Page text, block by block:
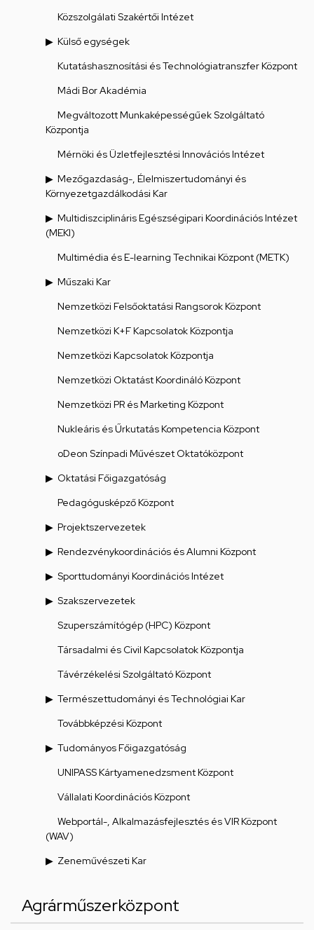
Közszolgálati Szakértői Intézet
Külső egységek
Kutatáshasznosítási és Technológiatranszfer Központ
Mádi Bor Akadémia
Megváltozott Munkaképességűek Szolgáltató
Központja
Mérnöki és Üzletfejlesztési Innovációs Intézet
Mezőgazdaság-, Élelmiszertudományi és
Környezetgazdálkodási Kar
Multidiszciplináris Egészségipari Koordinációs Intézet
(MEKI)
Multimédia és E-learning Technikai Központ (METK)
Műszaki Kar
Nemzetközi Felsőoktatási Rangsorok Központ
Nemzetközi K+F Kapcsolatok Központja
Nemzetközi Kapcsolatok Központja
Nemzetközi Oktatást Koordináló Központ
Nemzetközi PR és Marketing Központ
Nukleáris és Űrkutatás Kompetencia Központ
oDeon Színpadi Művészet Oktatóközpont
Oktatási Főigazgatóság
Pedagógusképző Központ
Projektszervezetek
Rendezvénykoordinációs és Alumni Központ
Sporttudományi Koordinációs Intézet
Szakszervezetek
Szuperszámítógép (HPC) Központ
Társadalmi és Civil Kapcsolatok Központja
Távérzékelési Szolgáltató Központ
Természettudományi és Technológiai Kar
Továbbképzési Központ
Tudományos Főigazgatóság
UNIPASS Kártyamenedzsment Központ
Vállalati Koordinációs Központ
Webportál-, Alkalmazásfejlesztés és VIR Központ
(WAV)
Zeneművészeti Kar
Agrárműszerközpont